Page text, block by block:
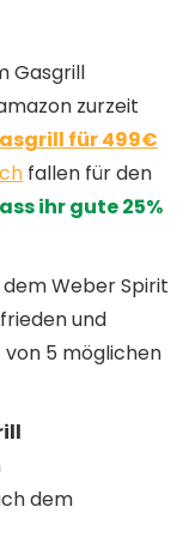
Gasgrill
zurzeit
für 499€
fallen für den
ihr gute 25%
Weber Spirit
und
5 möglichen
dem